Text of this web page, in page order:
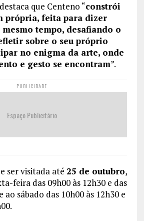
que Centeno “constrói
própria, feita para dizer
tempo, desafiando o
sobre o seu próprio
no enigma da arte, onde
e gesto se encontram”.
PUBLICIDADE
Espaço Publicitário
ser visitada até 25 de outubro,
feira das 09h00 às 12h30 e das
ao sábado das 10h00 às 12h30 e